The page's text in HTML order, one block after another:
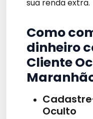
sua renda extra.
Como
dinheiro
Cliente
Oculto